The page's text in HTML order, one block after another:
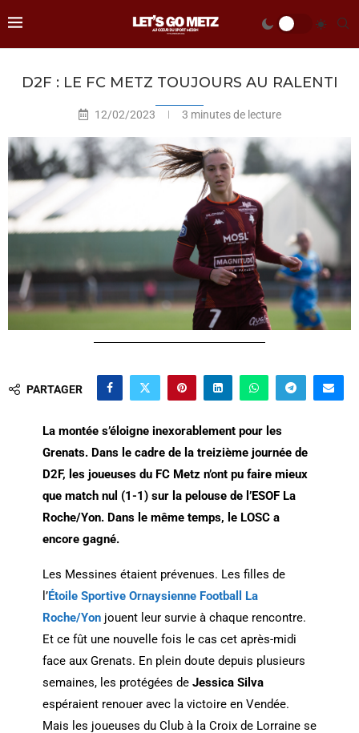
D2F : LE FC METZ TOUJOURS AU RALENTI
12/02/2023 3 minutes de lecture
PARTAGER
La montée s’éloigne inexorablement pour les
Grenats. Dans le cadre de la treizième journée de
D2F, les joueuses du FC Metz n’ont pu faire mieux
que match nul (1-1) sur la pelouse de l’ESOF La
Roche/Yon. Dans le même temps, le LOSC a
encore gagné.
Les Messines étaient prévenues. Les filles de
l’Étoile Sportive Ornaysienne Football La
Roche/Yonjouent leur survie à chaque rencontre.
Et ce fût une nouvelle fois le cas cet après-midi
face aux Grenats. En plein doute depuis plusieurs
semaines, les protégées de Jessica Silva
espéraient renouer avec la victoire en Vendée.
Mais les joueuses du Club à la Croix de Lorraine se